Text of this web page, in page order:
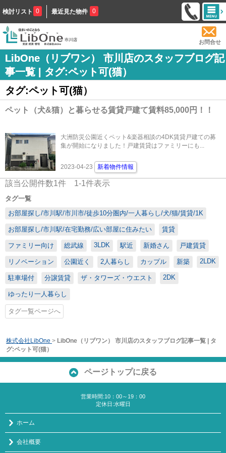
検討リスト 0 最近見た物件 0
お問合せ
LibOne（リブワン） 市川店のスタッフブログ記
事一覧 | タグ:ペット可(猫）
タグ:ペット可(猫）
ペット（犬&猫）と暮らせる賃貸戸建て賃料85,000円！！
大洲防災公園近くペット&楽器相談の4DK賃貸戸建ての募
集が開始になりました！戸建賃貸はファミリーにも...
2023-04-23 新着物件情報
該当公開件数1件 1-1件表示
タグ一覧
お部屋探し/市川駅/市川市/徒歩10分圏内/一人暮らし/犬/猫/賃貸/1K
お部屋探し/市川駅/在宅勤務/広い部屋に住みたい 賃貸
ファミリー向け 総武線 3LDK 駅近 新婚さん 戸建賃貸
リノベーション 公園近く 2人暮らし カップル 新築 2LDK
駐車場付 分譲賃貸 ザ・タワーズ・ウエスト 2DK
ゆったり一人暮らし
タグ一覧ページへ
株式会社LibOne > LibOne（リブワン） 市川店のスタッフブログ記事一覧 | タ
グ:ペット可(猫）
ページトップに戻る
営業時間:10：00～19：00
定休日:水曜日
ホーム
会社概要